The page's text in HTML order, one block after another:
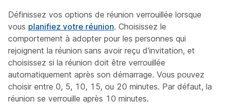
Définissez vos options de réunion verrouillée lorsque
vous planifiez votre réunion. Choisissez le
comportement à adopter pour les personnes qui
rejoignent la réunion sans avoir reçu d'invitation, et
choisissez si la réunion doit être verrouillée
automatiquement après son démarrage. Vous pouvez
choisir entre 0, 5, 10, 15, ou 20 minutes. Par défaut, la
réunion se verrouille après 10 minutes.